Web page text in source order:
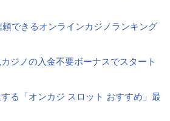
できるオンラインカジノランキング
ジノの入金不要ボーナスでスタート
る「オンカジ スロット おすすめ」最